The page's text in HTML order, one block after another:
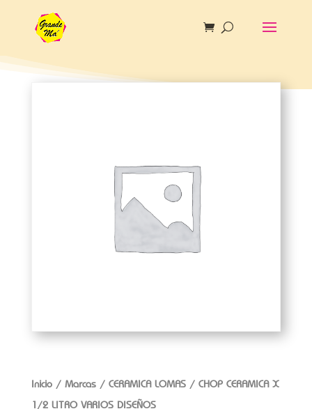
Inicio/ Marcas/ CERAMICA LOMAS/ CHOP CERAMICA X
1/2 LITRO VARIOS DISEÑOS